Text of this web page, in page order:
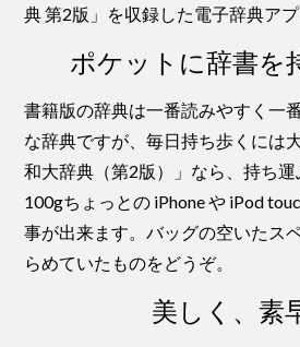
典 第2版」を収録した電子辞典アプ
ポケットに辞書を
書籍版の辞典は一番読みやすく一
な辞典ですが、毎日持ち歩くには
和大辞典（第2版）」なら、持ち
100gちょっとの iPhone や iPod
事が出来ます。バッグの空いたス
らめていたものをどうぞ。
美しく、素